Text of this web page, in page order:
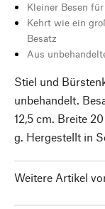
Kleiner Besen
Kehrt wie ein
Besatz
Aus
Stiel und
unbehandelt.
12,5 cm. Breite
g. Hergestellt in
Weitere Artikel